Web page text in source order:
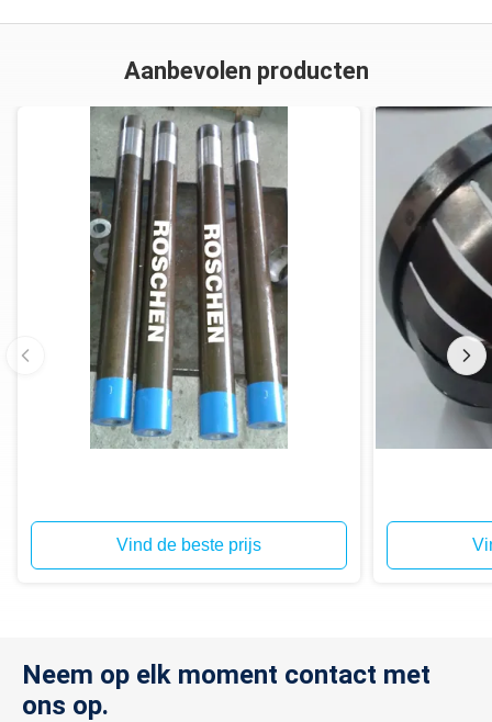
Aanbevolen producten
Vind de beste prijs
Neem op elk moment contact met
ons op.